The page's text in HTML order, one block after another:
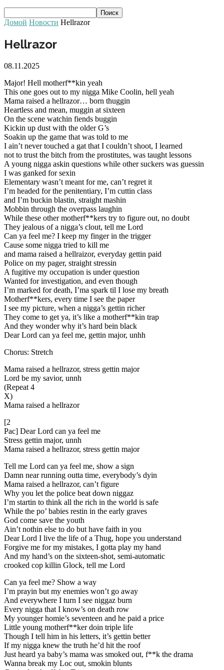
Домой Новости Hellrazor
Hellrazor
08.11.2025
Major! Hell motherf**kin yeah
This one goes out to my nigga Mike Coolin, hell yeah
Mama raised a hellrazor… born thuggin
Heartless and mean, muggin at sixteen
On the scene watchin fiends buggin
Kickin up dust with the older G’s
Soakin up the game that was told to me
I ain’t never touched a gat that I couldn’t shoot, I learned
not to trust the bitch from the prostitutes, was taught lessons
A young nigga askin questions while other suckers was guessin
I was ganked for sexin
Elementary wasn’t meant for me, can’t regret it
I’m headed for the penitentiary, I’m cuttin class
and I’m buckin blastin, straight mashin
Mobbin through the overpass laughin
While these other motherf**kers try to figure out, no doubt
They jealous of a nigga’s clout, tell me Lord
Can ya feel me? I keep my finger in the trigger
Cause some nigga tried to kill me
and mama raised a hellraizor, everyday gettin paid
Police on my pager, straight stressin
A fugitive my occupation is under question
Wanted for investigation, and even though
I’m marked for death, I’ma spark til I lose my breath
Motherf**kers, every time I see the paper
I see my picture, when a nigga’s gettin richer
They come to get ya, it’s like a motherf**kin trap
And they wonder why it’s hard bein black
Dear Lord can ya feel me, gettin major, unhh
Chorus: Stretch
Mama raised a hellrazor, stress gettin major
Lord be my savior, unnh
(Repeat 4
X)
Mama raised a hellrazor
[2
Pac] Dear Lord can ya feel me
Stress gettin major, unnh
Mama raised a hellrazor, stress gettin major
Tell me Lord can ya feel me, show a sign
Damn near running outta time, everybody’s dyin
Mama raised a hellrazor, can’t figure
Why you let the police beat down niggaz
I’m startin to think all the rich in the world is safe
While the po’ babies restin in the early graves
God come save the youth
Ain’t nothin else to do but have faith in you
Dear Lord I live the life of a Thug, hope you understand
Forgive me for my mistakes, I gotta play my hand
And my hand’s on the sixteen-shot, semi-automatic
crooked cop killin Glock, tell me Lord
Can ya feel me? Show a way
I’m prayin but my enemies won’t go away
And everywhere I turn I see niggaz burn
Every nigga that I know’s on death row
My younger homie’s seventeen and he paid a price
Little young motherf**ker doin triple life
Though I tell him in his letters, it’s gettin better
If my nigga knew the truth he’d hit the roof
Just heard ya baby’s mama was smoked out, f**k the drama
Wanna break my Loc out, smokin blunts